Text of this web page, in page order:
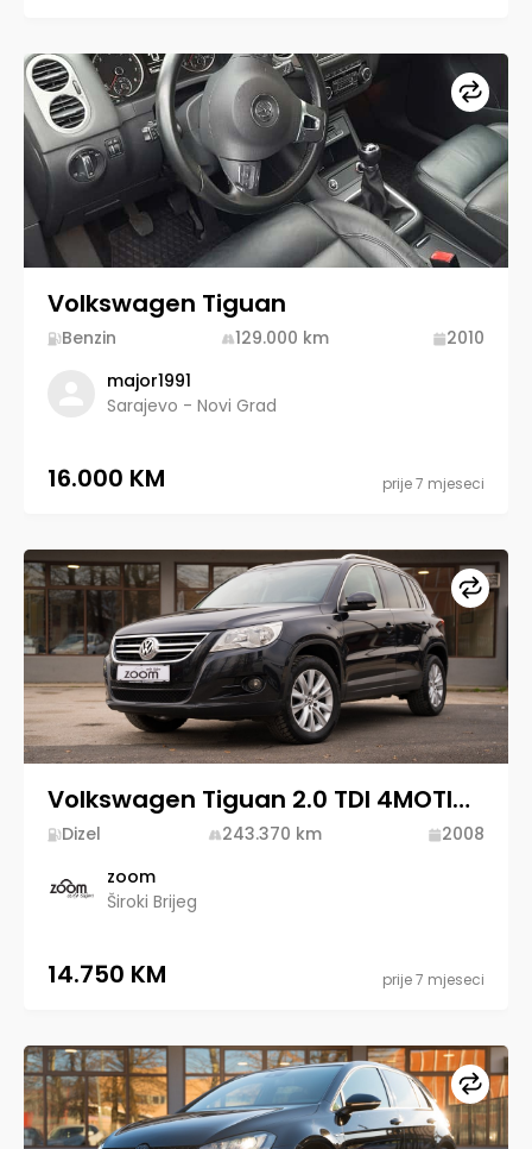
Volkswagen Tiguan
Benzin 129.000 km
2010
major1991
Sarajevo - Novi Grad
16.000 KM prije 7 mjeseci
Volkswagen Tiguan 2.0 TDI 4MOTION 2008 Diesel
Dizel 243.370 km
2008
zoom
Široki Brijeg
14.750 KM prije 7 mjeseci